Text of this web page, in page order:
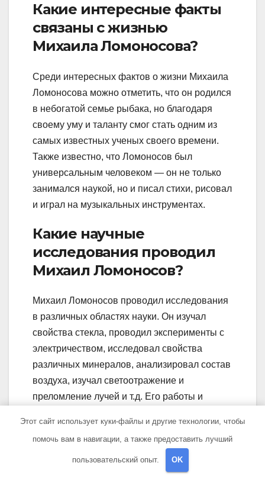
Какие интересные факты
связаны с жизнью
Михаила Ломоносова?
Среди интересных фактов о жизни Михаила
Ломоносова можно отметить, что он родился
в небогатой семье рыбака, но благодаря
своему уму и таланту смог стать одним из
самых известных ученых своего времени.
Также известно, что Ломоносов был
универсальным человеком — он не только
занимался наукой, но и писал стихи, рисовал
и играл на музыкальных инструментах.
Какие научные
исследования проводил
Михаил Ломоносов?
Михаил Ломоносов проводил исследования
в различных областях науки. Он изучал
свойства стекла, проводил эксперименты с
электричеством, исследовал свойства
различных минералов, анализировал состав
воздуха, изучал светоотражение и
преломление лучей и т.д. Его работы и
развитие научных знаний и стали основой
для дальнейших исследований в этих
областях.
Этот сайт использует куки-файлы и другие технологии, чтобы
помочь вам в навигации, а также предоставить лучший
пользовательский опыт. OK